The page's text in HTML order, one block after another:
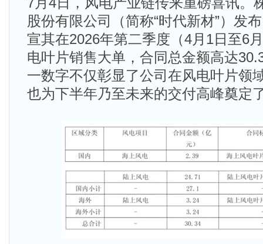
股份有限公司（简称“时代新材”）发
宣其在2026年第二季度（4月1日至6
电叶片销售大单，合同总金额高达
一数字不仅彰显了公司在风电叶片领
也为下半年乃至未来的交付高峰奠定